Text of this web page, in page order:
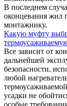
В последнем
оконцевания жил
монтажнику.
Какую муфту
Все зависит от
дальнейшей
безопасности,
любой
усадки не